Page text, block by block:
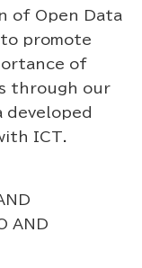
of Open Data
promote
of
through our
developed
ICT.
AND